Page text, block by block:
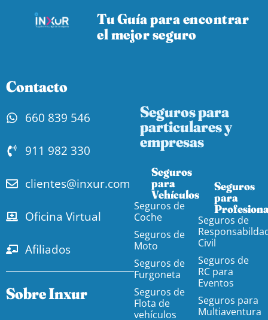
Tu Guía para encontrar
el mejor seguro
Contacto
660 839 546
911 982 330
clientes@inxur.com
Oficina Virtual
Afiliados
Sobre Inxur
Seguros para
particulares y
empresas
Seguros
para
Vehículos​
Seguros de
Coche
Seguros de
Moto
Seguros de
Furgoneta
Seguros de
Flota de
vehículos
Seguros
para
Seguros de
Civil
Seguros de
RC para
Eventos
Seguros para
Multiaventura